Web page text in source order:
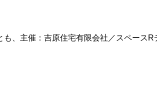
も、主催：吉原住宅有限会社／スペースR